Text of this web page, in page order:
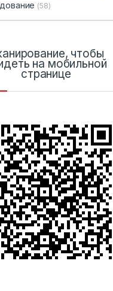
(58)
чтобы
на мобильной
странице